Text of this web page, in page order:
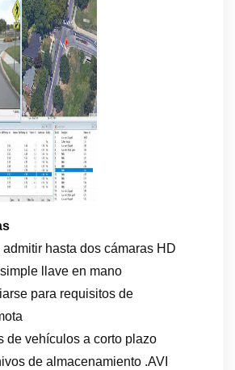
hasta dos cámaras HD
llave en mano
para requisitos de
de vehículos a corto plazo
de almacenamiento .AVI